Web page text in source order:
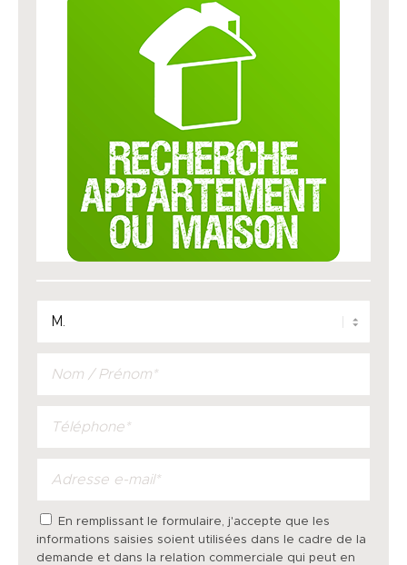
En remplissant le formulaire, j'accepte que les
informations saisies soient utilisées dans le cadre de la
demande et dans la relation commerciale qui peut en